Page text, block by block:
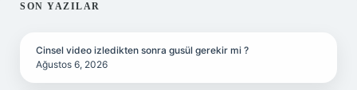
SIDEBAR
SON YAZILAR
Cinsel video izledikten sonra gusül gerekir mi ?
Ağustos 6, 2026